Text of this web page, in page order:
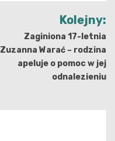
Kolejny:
Zaginiona 17-letnia
Zuzanna Warać – rodzina
apeluje o pomoc w jej
odnalezieniu